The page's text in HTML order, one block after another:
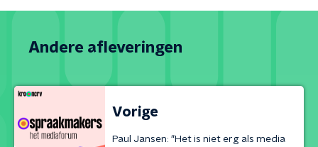
Andere afleveringen
Vorige
Paul Jansen: "Het is niet erg als media